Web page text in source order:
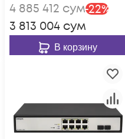
4 885 412 сум-22%
3 813 004 сум
В корзину